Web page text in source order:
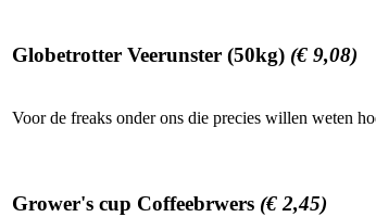
Globetrotter Veerunster (50kg) (€ 9,08)
Voor de freaks onder ons die precies willen weten
Grower's cup Coffeebrwers (€ 2,45)